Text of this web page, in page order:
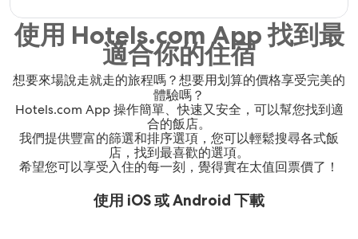
使用 Hotels.com App 找到最
適合你的住宿
想要來場說走就走的旅程嗎？想要用划算的價格享受完美的
體驗嗎？
Hotels.com App 操作簡單、快速又安全，可以幫您找到適
合的飯店。
我們提供豐富的篩選和排序選項，您可以輕鬆搜尋各式飯
店，找到最喜歡的選項。
希望您可以享受入住的每一刻，覺得實在太值回票價了！
使用 iOS 或 Android 下載